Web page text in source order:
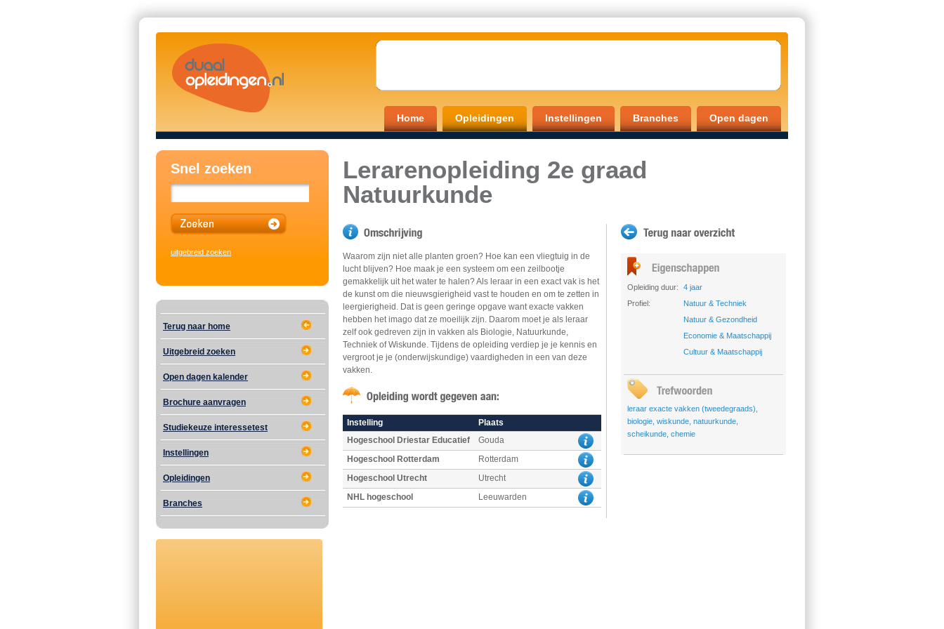
Home Opleidingen Instellingen Branches Open dagen
Snel zoeken
uitgebreid zoeken
Terug naar home
Uitgebreid zoeken
Open dagen kalender
Brochure aanvragen
Studiekeuze interessetest
Instellingen
Opleidingen
Branches
Lerarenopleiding 2e graad
Natuurkunde
Waarom zijn niet alle planten groen? Hoe kan een vliegtuig in de
lucht blijven? Hoe maak je een systeem om een zeilbootje
gemakkelijk uit het water te halen? Als leraar in een exact vak is het
de kunst om die nieuwsgierigheid vast te houden en om te zetten in
leergierigheid. Dat is geen geringe opgave want exacte vakken
hebben het imago dat ze moeilijk zijn. Daarom moet je als leraar
zelf ook gedreven zijn in vakken als Biologie, Natuurkunde,
Techniek of Wiskunde. Tijdens de opleiding verdiep je je kennis en
vergroot je je (onderwijskundige) vaardigheden in een van deze
vakken.
Instelling
Plaats
Hogeschool Driestar Educatief
Gouda
Hogeschool Rotterdam
Rotterdam
Hogeschool Utrecht
Utrecht
NHL hogeschool
Leeuwarden
Opleiding duur:
4 jaar
Profiel:
Natuur & Techniek
Natuur & Gezondheid
Economie & Maatschappij
Cultuur & Maatschappij
leraar exacte vakken (tweedegraads)
biologie wiskunde natuurkunde
scheikunde chemie